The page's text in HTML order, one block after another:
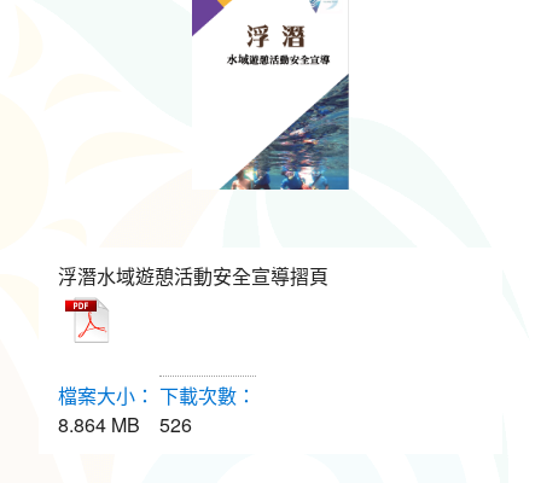
臉書粉絲團
English
Tiếng Việt
浮潛水域遊憩活動安全宣導摺頁
8.864 MB 526